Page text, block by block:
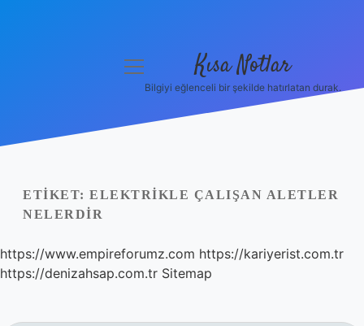
Yasal Uyarı
Hakkımızda
menüyü
Kısa Notlar
Bilgiyi eğlenceli bir şekilde hatırlatan durak.
ETIKET: ELEKTRIKLE ÇALIŞAN ALETLER
NELERDIR
https://www.empireforumz.com https://kariyerist.com.tr
https://denizahsap.com.tr Sitemap